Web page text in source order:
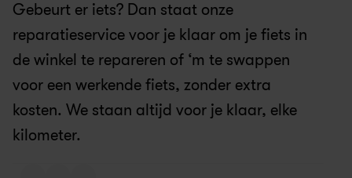
Gebeurt er iets? Dan staat onze
reparatieservice voor je klaar om je fiets in
de winkel te repareren of ‘m te swappen
voor een werkende fiets, zonder extra
kosten. We staan altijd voor je klaar, elke
kilometer.